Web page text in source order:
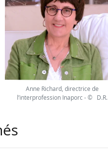
Anne Richard, directrice de
l’interprofession Inaporc - © D.R.